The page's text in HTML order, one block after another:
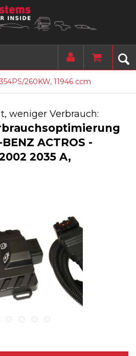
260KW, 11946 ccm
weniger Verbrauch:
ACTROS -
2035 A,